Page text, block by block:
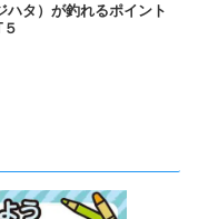
ハタ）が釣れるポイント